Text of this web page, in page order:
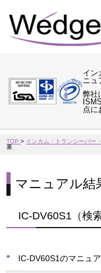
イン
ニュ
弊社
点に
TOP> インカム・トランシーバー
果
マニュアル結
IC-DV60S1（検
IC-DV60S1のマニュ